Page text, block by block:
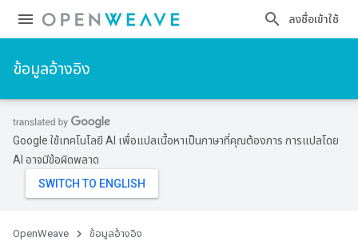
ลงชื่อเข้าใช้
ข้อมูลอ้างอิง
Google ใช้เทคโนโลยี AI เพื่อแปลเนื้อหาเป็นภาษาที่คุณต้องการ การแปลโดย
AI อาจมีข้อผิดพลาด
OpenWeave ข้อมูลอ้างอิง